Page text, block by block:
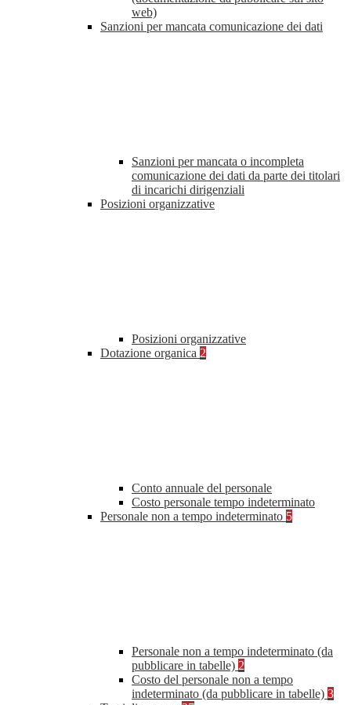
web)
Sanzioni per mancata comunicazione dei dati
Sanzioni per mancata o incompleta
comunicazione dei dati da parte dei titolari
di incarichi dirigenziali
Posizioni organizzative
Posizioni organizzative
Dotazione organica 2
Conto annuale del personale
Costo personale tempo indeterminato
Personale non a tempo indeterminato 5
Personale non a tempo indeterminato (da
pubblicare in tabelle) 2
Costo del personale non a tempo
indeterminato (da pubblicare in tabelle) 3